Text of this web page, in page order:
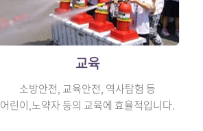
교육
소방안전, 교육안전, 역사탐험 등
어린이,노약자 등의 교육에 효율적입니다.